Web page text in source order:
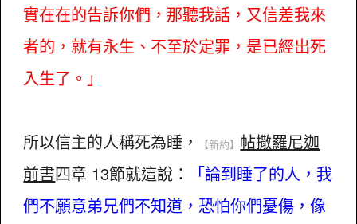
實在在的告訴你們，那聽我話，又信差我來
者的，就有永生、不至於定罪，是已經出死
入生了。」
所以信主的人稱死為睡， 【新約】 帖撒羅尼迦
前書四章 13節就這說：
「論到睡了的人，我
們不願意弟兄們不知道，恐怕你們憂傷，像